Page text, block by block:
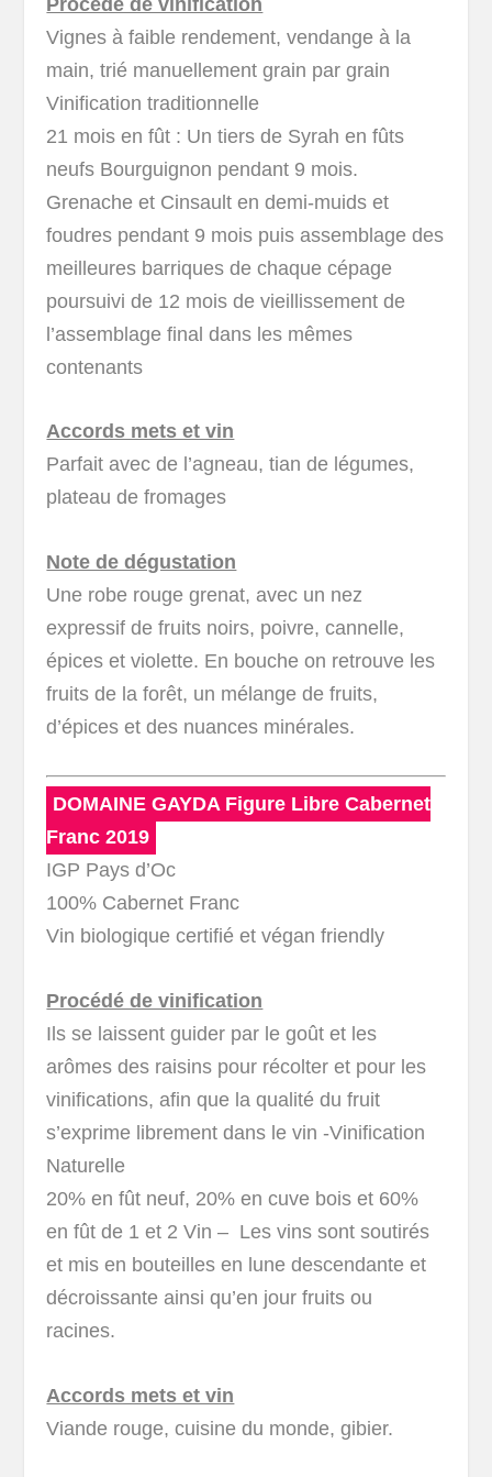
Vignes à faible rendement, vendange à la
main, trié manuellement grain par grain
Vinification traditionnelle
21 mois en fût : Un tiers de Syrah en fûts
neufs Bourguignon pendant 9 mois.
Grenache et Cinsault en demi-muids et
foudres pendant 9 mois puis assemblage des
meilleures barriques de chaque cépage
poursuivi de 12 mois de vieillissement de
l’assemblage final dans les mêmes
contenants
Accords mets et vin
Parfait avec de l’agneau, tian de légumes,
plateau de fromages
Note de dégustation
Une robe rouge grenat, avec un nez
expressif de fruits noirs, poivre, cannelle,
épices et violette. En bouche on retrouve les
fruits de la forêt, un mélange de fruits,
d’épices et des nuances minérales.
DOMAINE GAYDA Figure Libre Cabernet
Franc 2019
IGP Pays d’Oc
100% Cabernet Franc
Vin biologique certifié et végan friendly
Procédé de vinification
Ils se laissent guider par le goût et les
arômes des raisins pour récolter et pour les
vinifications, afin que la qualité du fruit
s’exprime librement dans le vin -Vinification
Naturelle
20% en fût neuf, 20% en cuve bois et 60%
en fût de 1 et 2 Vin – Les vins sont soutirés
et mis en bouteilles en lune descendante et
décroissante ainsi qu’en jour fruits ou
racines.
Accords mets et vin
Viande rouge, cuisine du monde, gibier.